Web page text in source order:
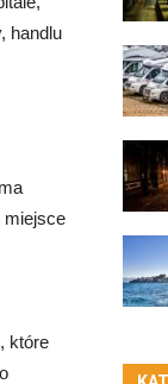
handlu
miejsce
które